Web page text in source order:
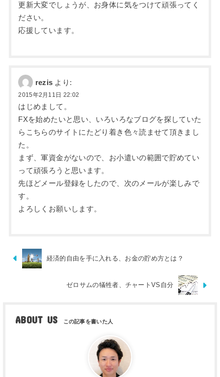
更新大変でしょうが、お身体に気をつけて頑張ってく
ださい。
応援しています。
rezis より:
2015年2月11日 22:02
はじめまして。
FXを始めたいと思い、いろいろなブログを探していた
らこちらのサイトにたどり着き色々読ませて頂きまし
た。
まず、軍資金がないので、お小遣いの範囲で貯めてい
って頑張ろうと思います。
先ほどメール登録をしたので、次のメールが楽しみで
す。
よろしくお願いします。
経済的自由を手に入れる、お金の貯め方とは？
ゼロサムの犠牲者、チャートVS自分
ABOUT US